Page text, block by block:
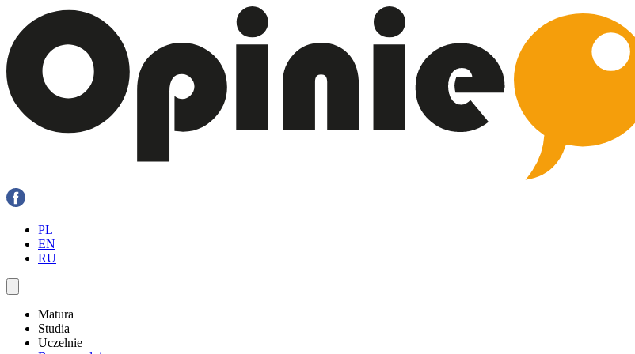
PL
EN
RU
Matura
Studia
Uczelnie